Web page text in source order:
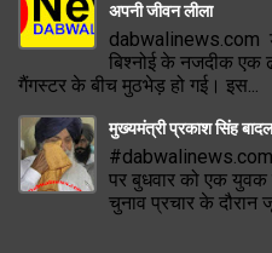
अपनी जीवन लीला
dabwalinews.com
बिश्नोई के नजदीक एक
गैंगस्टर के बीच मुठभेड़ हो गई। इस...
मुख्यमंत्री प्रकाश सिंह
#dabwalinews.com
पर बुधवार को एक युवक
चुनाव प्रचार के दौरान